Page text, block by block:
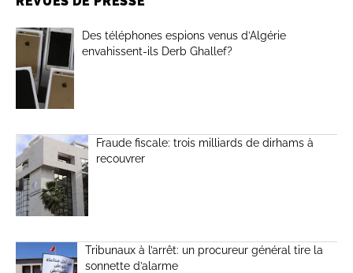
Des téléphones espions venus d’Algérie
envahissent-ils Derb Ghallef?
Fraude fiscale: trois milliards de dirhams à
recouvrer
Tribunaux à l’arrêt: un procureur général tire la
sonnette d’alarme